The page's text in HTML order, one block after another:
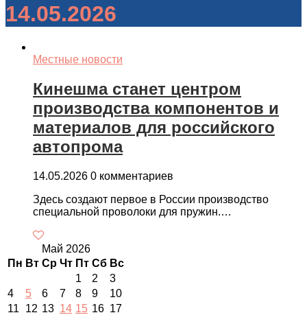
14.05.2026
Местные новости
Кинешма станет центром
производства компонентов и
материалов для российского
автопрома
14.05.2026 0 комментариев
Здесь создают первое в России производство
специальной проволоки для пружин.…
Май 2026
Пн Вт Ср Чт Пт Сб Вс
1
2
3
4
5 6 7 8 9
10
11
12 13 14 15 16 17